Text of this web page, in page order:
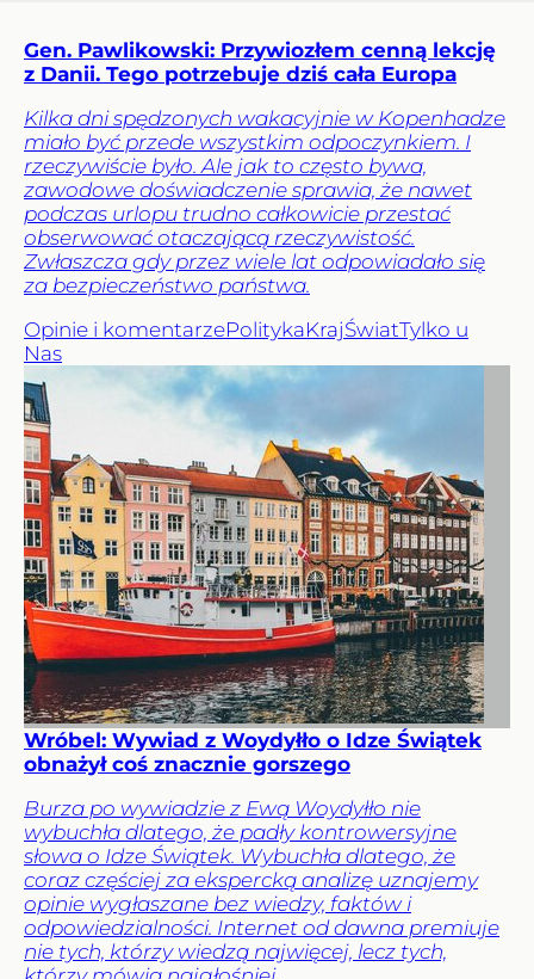
Gen. Pawlikowski: Przywiozłem cenną lekcję
z Danii. Tego potrzebuje dziś cała Europa
Kilka dni spędzonych wakacyjnie w Kopenhadze
miało być przede wszystkim odpoczynkiem. I
rzeczywiście było. Ale jak to często bywa,
zawodowe doświadczenie sprawia, że nawet
podczas urlopu trudno całkowicie przestać
obserwować otaczającą rzeczywistość.
Zwłaszcza gdy przez wiele lat odpowiadało się
za bezpieczeństwo państwa.
Opinie i komentarzePolitykaKrajŚwiatTylko u
Nas
Wróbel: Wywiad z Woydyłło o Idze Świątek
obnażył coś znacznie gorszego
Burza po wywiadzie z Ewą Woydyłło nie
wybuchła dlatego, że padły kontrowersyjne
słowa o Idze Świątek. Wybuchła dlatego, że
coraz częściej za ekspercką analizę uznajemy
opinie wygłaszane bez wiedzy, faktów i
odpowiedzialności. Internet od dawna premiuje
nie tych, którzy wiedzą najwięcej, lecz tych,